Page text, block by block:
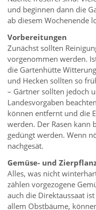
und beginnen dann die
ab diesem Wochenende
Vorbereitungen
Zunächst sollten
vorgenommen werden.
die Gartenhütte
und Hecken sollten so
– Gärtner sollten jedoch
Landesvorgaben
können entfernt und die
werden. Der Rasen kann
gedüngt werden. Wenn
nachgesät.
Gemüse- und
Alles, was nicht
zählen vorgezogene
auch die Direktaussaat
allem Obstbäume,